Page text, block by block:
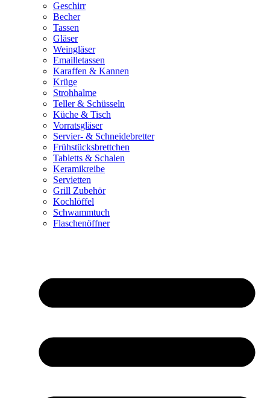
Geschirr
Becher
Tassen
Gläser
Weingläser
Emailletassen
Karaffen & Kannen
Krüge
Strohhalme
Teller & Schüsseln
Küche & Tisch
Vorratsgläser
Servier- & Schneidebretter
Frühstücksbrettchen
Tabletts & Schalen
Keramikreibe
Servietten
Grill Zubehör
Kochlöffel
Schwammtuch
Flaschenöffner